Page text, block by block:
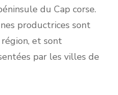
du Cap corse.
productrices sont
et sont
par les villes de